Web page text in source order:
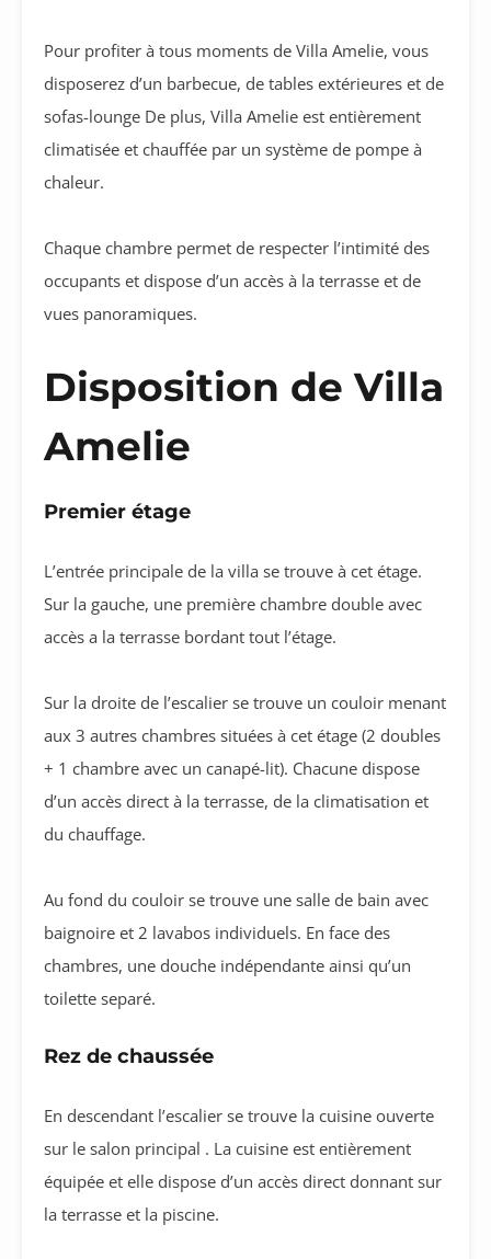
Pour profiter à tous moments de Villa Amelie, vous
disposerez d’un barbecue, de tables extérieures et de
sofas-lounge De plus, Villa Amelie est entièrement
climatisée et chauffée par un système de pompe à
chaleur.
Chaque chambre permet de respecter l’intimité des
occupants et dispose d’un accès à la terrasse et de
vues panoramiques.
Disposition de Villa
Amelie
Premier étage
L’entrée principale de la villa se trouve à cet étage.
Sur la gauche, une première chambre double avec
accès a la terrasse bordant tout l’étage.
Sur la droite de l’escalier se trouve un couloir menant
aux 3 autres chambres situées à cet étage (2 doubles
+ 1 chambre avec un canapé-lit). Chacune dispose
d’un accès direct à la terrasse, de la climatisation et
du chauffage.
Au fond du couloir se trouve une salle de bain avec
baignoire et 2 lavabos individuels. En face des
chambres, une douche indépendante ainsi qu’un
toilette separé.
Rez de chaussée
En descendant l’escalier se trouve la cuisine ouverte
sur le salon principal . La cuisine est entièrement
équipée et elle dispose d’un accès direct donnant sur
la terrasse et la piscine.